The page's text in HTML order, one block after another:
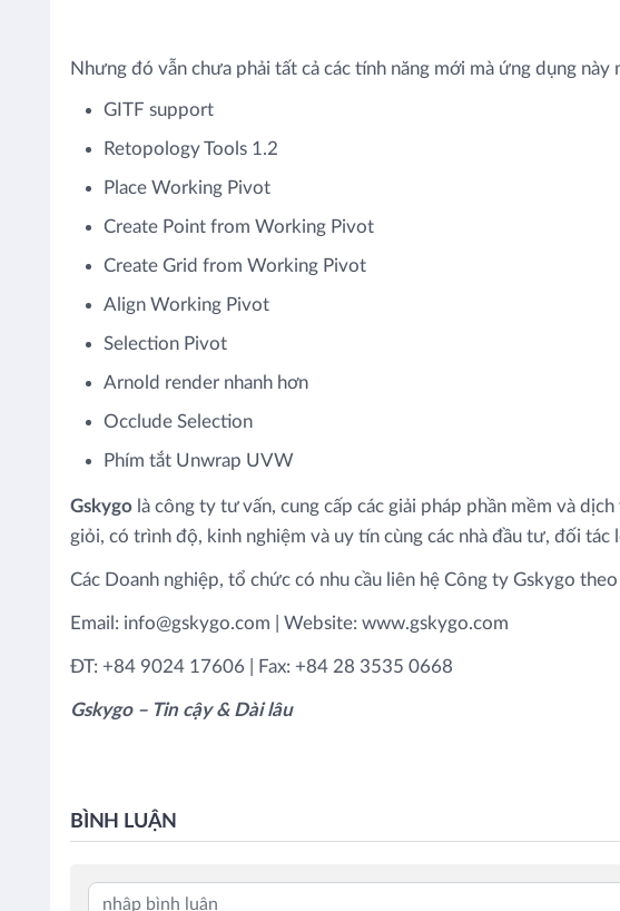
Nhưng đó vẫn chưa phải tất cả các tính năng mới mà ứng dụng này
GITF support
Retopology Tools 1.2
Place Working Pivot
Create Point from Working Pivot
Create Grid from Working Pivot
Align Working Pivot
Selection Pivot
Arnold render nhanh hơn
Occlude Selection
Phím tắt Unwrap UVW
Gskygo là công ty tư vấn, cung cấp các giải pháp phần mềm và
giỏi, có trình độ, kinh nghiệm và uy tín cùng các nhà đầu tư, đối
Các Doanh nghiệp, tổ chức có nhu cầu liên hệ Công ty Gskygo
Email: info@gskygo.com | Website: www.gskygo.com
ĐT: +84 9024 17606 | Fax: +84 28 3535 0668
Gskygo – Tin cậy & Dài lâu
BÌNH LUẬN